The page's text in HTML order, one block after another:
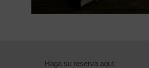
Reserva
Haga su reserva aquí: